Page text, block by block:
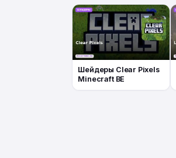
Шейдеры Clear Pixels
Minecraft BE